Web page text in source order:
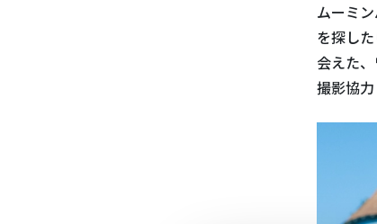
ムーミ
を探し
会えた
撮影協